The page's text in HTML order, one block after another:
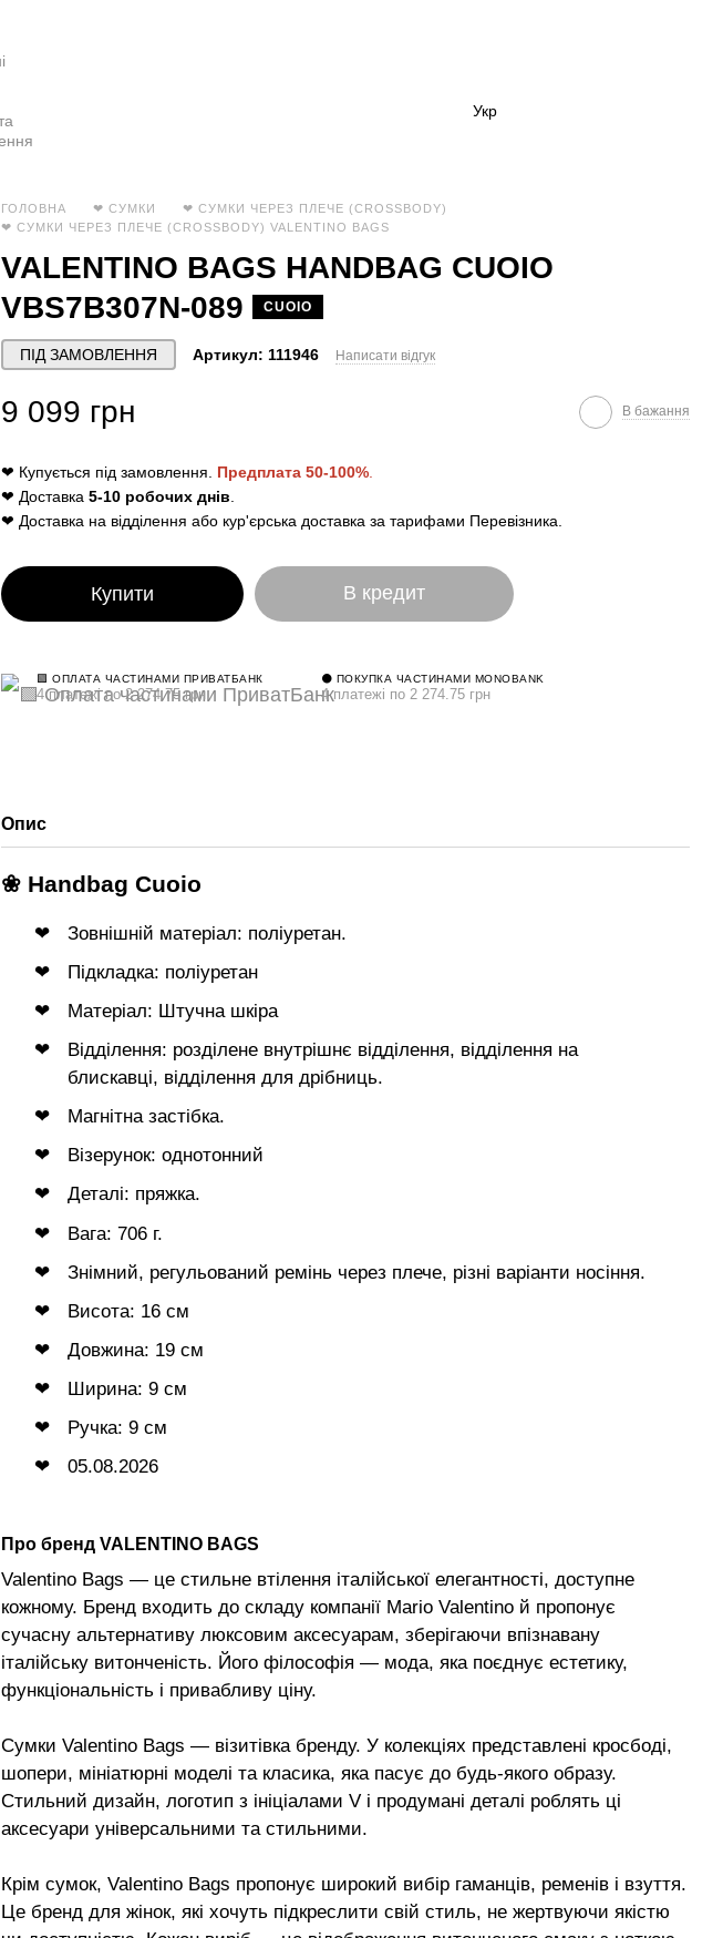
Укр
ГОЛОВНА ❤ СУМКИ
❤ СУМКИ ЧЕРЕЗ ПЛЕЧЕ (CROSSBODY)
❤ СУМКИ ЧЕРЕЗ ПЛЕЧЕ (CROSSBODY) VALENTINO BAGS
VALENTINO BAGS HANDBAG CUOIO
VBS7B307N-089
CUOIO
ПІД ЗАМОВЛЕННЯ Артикул: 111946 Написати відгук
9 099 грн В бажання
❤ Купується під замовлення. Предплата 50-100%
❤ Доставка 5-10 робочих днів
❤ Доставка на відділення або кур'єрська доставка за тарифами Перевізника.
Купити В кредит
🟩 ОПЛАТА ЧАСТИНАМИ ПРИВАТБАНК
4 платежі по 2 274.75 грн
⚫ ПОКУПКА ЧАСТИНАМИ MONOBANK
4 платежі по 2 274.75 грн
Опис
❀ Handbag Cuoio
Зовнішній матеріал: поліуретан.
Підкладка: поліуретан
Матеріал: Штучна шкіра
Відділення: розділене внутрішнє відділення, відділення на
блискавці, відділення для дрібниць.
Магнітна застібка.
Візерунок: однотонний
Деталі: пряжка.
Вага: 706 г.
Знімний, регульований ремінь через плече, різні варіанти носіння.
Висота: 16 см
Довжина: 19 см
Ширина: 9 см
Ручка: 9 см
05.08.2026
Про бренд VALENTINO BAGS
Valentino Bags — це стильне втілення італійської елегантності, доступне
кожному. Бренд входить до складу компанії Mario Valentino й пропонує
сучасну альтернативу люксовим аксесуарам, зберігаючи впізнавану
італійську витонченість. Його філософія — мода, яка поєднує естетику,
функціональність і привабливу ціну.
Сумки Valentino Bags — візитівка бренду. У колекціях представлені кросбоді,
шопери, мініатюрні моделі та класика, яка пасує до будь-якого образу.
Стильний дизайн, логотип з ініціалами V і продумані деталі роблять ці
аксесуари універсальними та стильними.
Крім сумок, Valentino Bags пропонує широкий вибір гаманців, ременів і взуття.
Це бренд для жінок, які хочуть підкреслити свій стиль, не жертвуючи якістю